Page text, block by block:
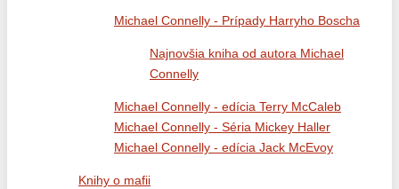
Michael Connelly - Prípady Harryho Boscha
Najnovšia kniha od autora Michael
Connelly
Michael Connelly - edícia Terry McCaleb
Michael Connelly - Séria Mickey Haller
Michael Connelly - edícia Jack McEvoy
Knihy o mafii